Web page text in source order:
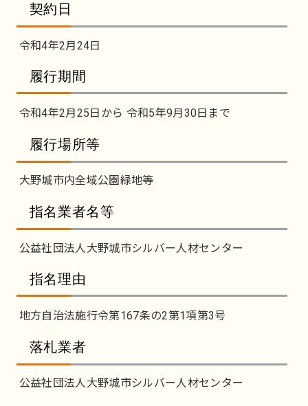
契約日
令和4年2月24日
履行期間
令和4年2月25日から 令和5年9月30日まで
履行場所等
大野城市内全域公園緑地等
指名業者名等
公益社団法人大野城市シルバー人材センター
指名理由
地方自治法施行令第167条の2第1項第3号
落札業者
公益社団法人大野城市シルバー人材センター